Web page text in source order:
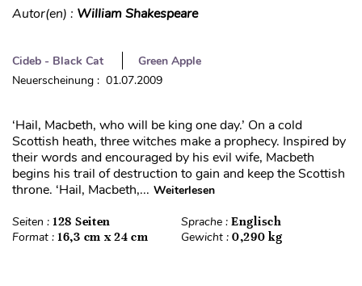
Autor(en) : William Shakespeare
Cideb - Black Cat
Green Apple
Neuerscheinung : 01.07.2009
‘Hail, Macbeth, who will be king one day.’ On a cold
Scottish heath, three witches make a prophecy. Inspired by
their words and encouraged by his evil wife, Macbeth
begins his trail of destruction to gain and keep the Scottish
throne. ‘Hail, Macbeth,... Weiterlesen
Seiten : 128 Seiten Sprache : Englisch
Format : 16,3 cm x 24 cm Gewicht : 0,290 kg